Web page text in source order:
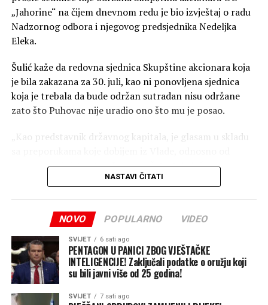
Prema oglasu, 3. oktobar biće rezervisan za instalaciju i
pripremu biračkih mjesta, dok će 4. oktobra angažovani
ranih jutarnjih časova do zatvaranja biračkih mjesta.
Prijave za obje pozicije otvorene su do 27. avgusta, a
poslodavac navodi da će kontaktirati samo kandidate koji
„Jahorine“ na čijem dnevnom redu je bio izvještaj o radu
Nadzornog odbora i njegovog predsjednika Nedeljka
Eleka.
Šulić kaže da redovna sjednica Skupštine akcionara koja
je bila zakazana za 30. juli, kao ni ponovljena sjednica
koja je trebala da bude održan sutradan nisu održane
zato što Puhovac nije uradio ono što mu je posao.
„Kao predstavnik državnog kapitala, je glasam u skladu
resornog ministarstva. Ja sam u četvrtak došao na
Skupštinu, ali pošto nisam imao uputu kako da glasam,
za CAPITAL.
Pošto ni do sutradan nisam dobio upute, nastavlja on,
nije održana ni ponovljena Skupština.
„A zašto nisam dobio upute i preporuke kako da glasam,
to morate pitati resornog ministra Neda Puhovca“, kaže
NASTAVI ČITATI
NOVO POPULARNO VIDEO
SVIJET 6 sati ago
PENTAGON U PANICI ZBOG VJEŠTAČKE
INTELIGENCIJE! Zaključali podatke o oružju koji
su bili javni više od 25 godina!
SVIJET 7 sati ago